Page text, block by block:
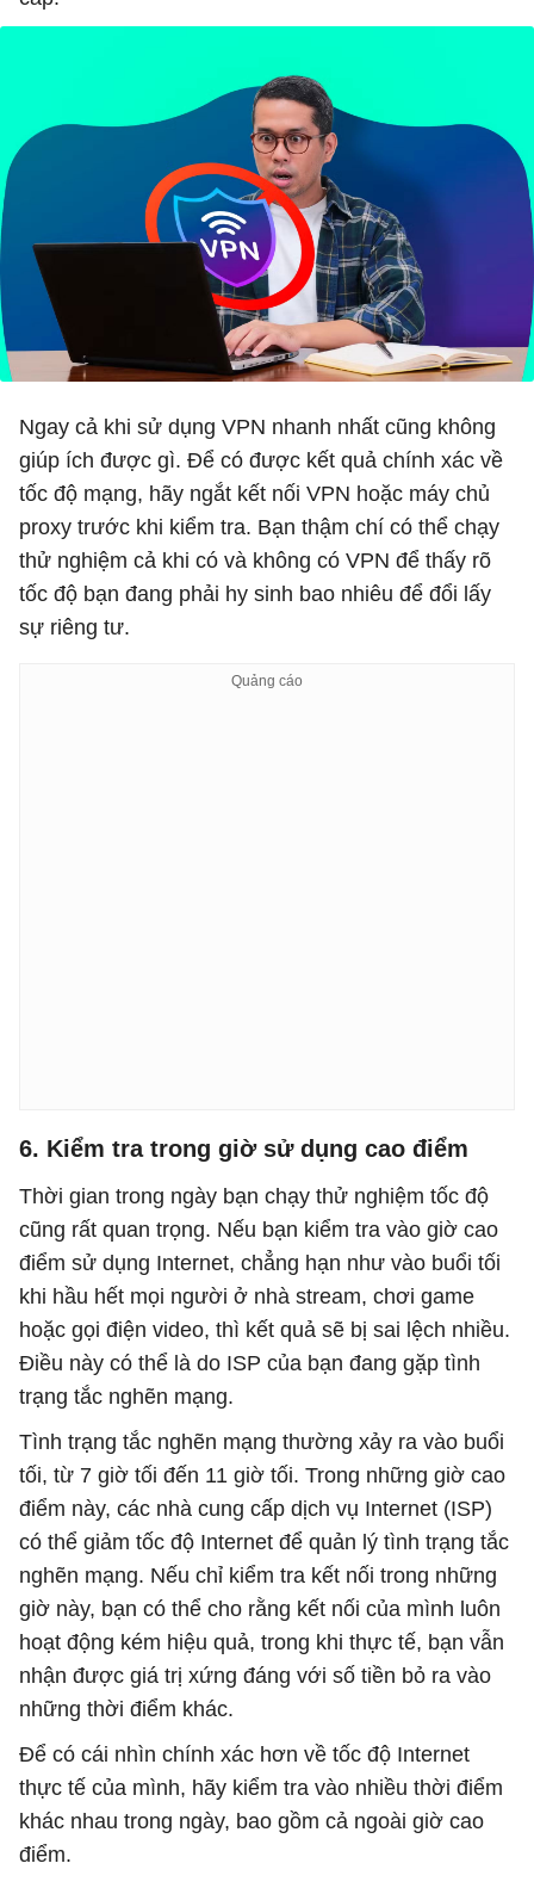
Ngay cả khi sử dụng VPN nhanh nhất cũng không
giúp ích được gì. Để có được kết quả chính xác về
tốc độ mạng, hãy ngắt kết nối VPN hoặc máy chủ
proxy trước khi kiểm tra. Bạn thậm chí có thể chạy
thử nghiệm cả khi có và không có VPN để thấy rõ
tốc độ bạn đang phải hy sinh bao nhiêu để đổi lấy
sự riêng tư.
6. Kiểm tra trong giờ sử dụng cao điểm
Thời gian trong ngày bạn chạy thử nghiệm tốc độ
cũng rất quan trọng. Nếu bạn kiểm tra vào giờ cao
điểm sử dụng Internet, chẳng hạn như vào buổi tối
khi hầu hết mọi người ở nhà stream, chơi game
hoặc gọi điện video, thì kết quả sẽ bị sai lệch nhiều.
Điều này có thể là do ISP của bạn đang gặp tình
trạng tắc nghẽn mạng.
Tình trạng tắc nghẽn mạng thường xảy ra vào buổi
tối, từ 7 giờ tối đến 11 giờ tối. Trong những giờ cao
điểm này, các nhà cung cấp dịch vụ Internet (ISP)
có thể giảm tốc độ Internet để quản lý tình trạng tắc
nghẽn mạng. Nếu chỉ kiểm tra kết nối trong những
giờ này, bạn có thể cho rằng kết nối của mình luôn
hoạt động kém hiệu quả, trong khi thực tế, bạn vẫn
nhận được giá trị xứng đáng với số tiền bỏ ra vào
những thời điểm khác.
Để có cái nhìn chính xác hơn về tốc độ Internet
thực tế của mình, hãy kiểm tra vào nhiều thời điểm
khác nhau trong ngày, bao gồm cả ngoài giờ cao
điểm.